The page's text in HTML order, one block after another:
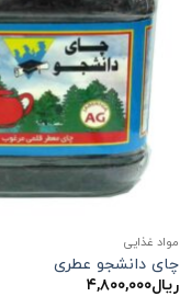
مواد غذایی
چای دانشجو عطری
ریال۴,۸۰۰,۰۰۰